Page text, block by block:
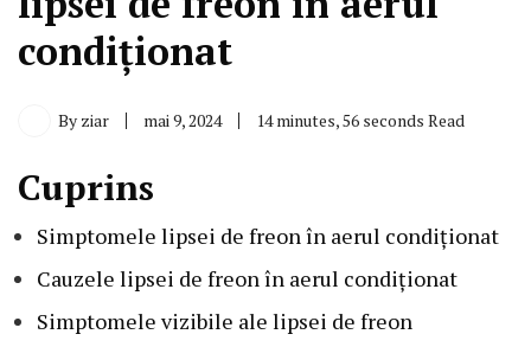
condiționat
By ziar mai 9, 2024 14 minutes, 56 seconds Read
Cuprins
Simptomele lipsei de freon în aerul condiționat
Cauzele lipsei de freon în aerul condiționat
Simptomele vizibile ale lipsei de freon